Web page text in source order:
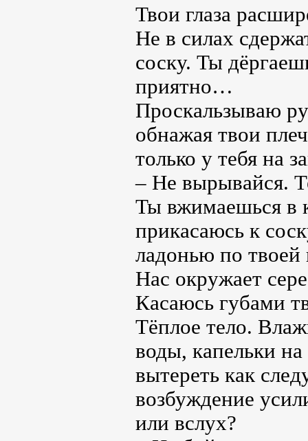
Твои глаза
Не в силах
соску. Ты
приятно…
Проскальзываю
обнажая твои
только у тебя на
– Не вырывайся.
Ты вжимаешься в
прикасаюсь к
ладонью по
Нас окружает
Касаюсь губами
Тёплое тело.
воды, капельки
вытереть как
возбуждение
или вслух?